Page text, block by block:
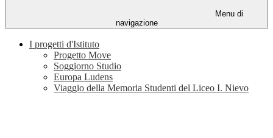
Menu di
navigazione
I progetti d'Istituto
Progetto Move
Soggiorno Studio
Europa Ludens
Viaggio della Memoria Studenti del Liceo I. Nievo